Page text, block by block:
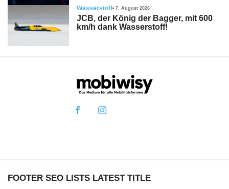
Wasserstoff 7. August 2026
JCB, der König der Bagger, mit 600
km/h dank Wasserstoff!
FOOTER SEO LISTS LATEST TITLE